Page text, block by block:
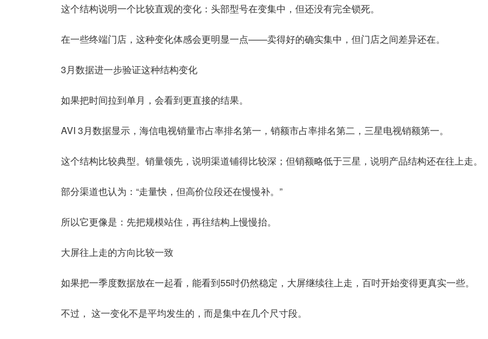
这个结构说明一个比较直观的变化：头部型号在变集中，但还没有完全锁死。
在一些终端门店，这种变化体感会更明显一点——卖得好的确实集中，但门店之间差异还在。
3月数据进一步验证这种结构变化
如果把时间拉到单月，会看到更直接的结果。
AVI 3月数据显示，海信电视销量市占率排名第一，销额市占率排名第二，三星电视销额第一。
这个结构比较典型。销量领先，说明渠道铺得比较深；但销额略低于三星，说明产品结构还在往上走。
部分渠道也认为：“走量快，但高价位段还在慢慢补。”
所以它更像是：先把规模站住，再往结构上慢慢抬。
大屏往上走的方向比较一致
如果把一季度数据放在一起看，能看到55吋仍然稳定，大屏继续往上走，百吋开始变得更真实一些。
不过， 这一变化不是平均发生的，而是集中在几个尺寸段。